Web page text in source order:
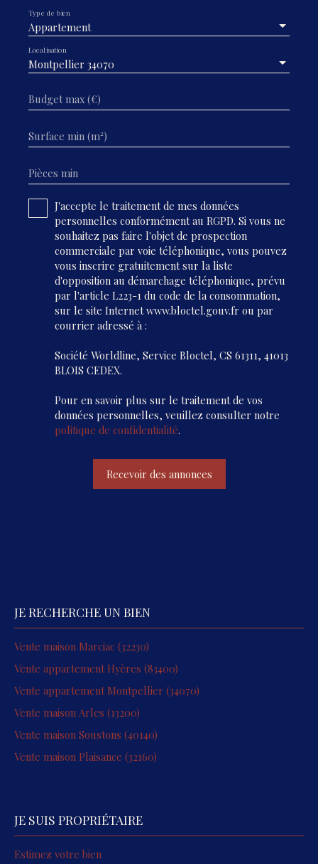
Appartement
Type de bien
Montpellier 34070
Localisation
Budget max (€)
Surface min (m²)
Pièces min
J'accepte le traitement de mes données
personnelles conformément au RGPD. Si vous ne
souhaitez pas faire l'objet de prospection
commerciale par voie téléphonique, vous pouvez
vous inscrire gratuitement sur la liste
d'opposition au démarchage téléphonique, prévu
par l'article L223-1 du code de la consommation,
sur le site Internet www.bloctel.gouv.fr ou par
courrier adressé à :
Société Worldline, Service Bloctel, CS 61311, 41013
BLOIS CEDEX.
Pour en savoir plus sur le traitement de vos
données personnelles, veuillez consulter notre
politique de confidentialité.
Recevoir des annonces
JE RECHERCHE UN BIEN
Vente maison Marciac (32230)
Vente appartement Hyères (83400)
Vente appartement Montpellier (34070)
Vente maison Arles (13200)
Vente maison Soustons (40140)
Vente maison Plaisance (32160)
JE SUIS PROPRIÉTAIRE
Estimez votre bien